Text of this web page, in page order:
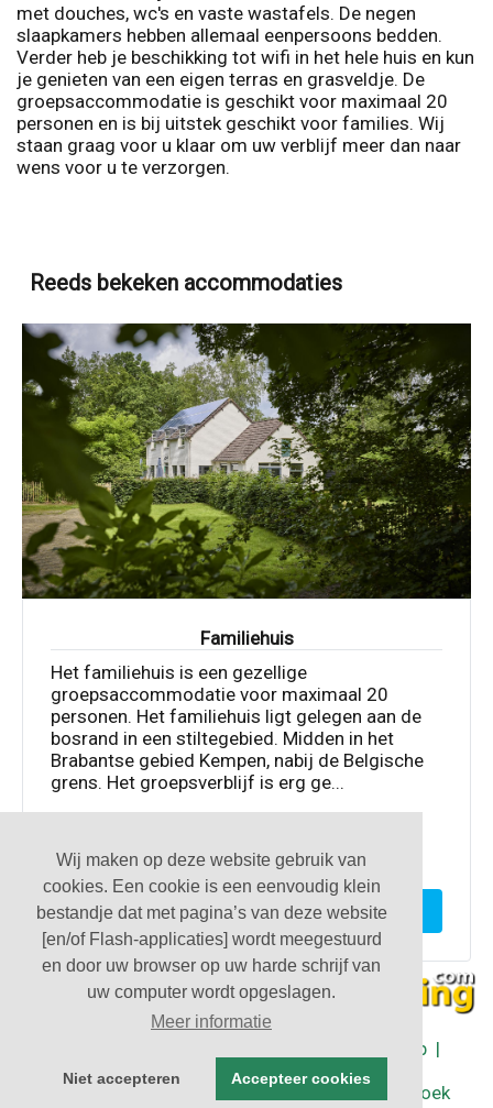
Wij maken op deze website gebruik van
cookies. Een cookie is een eenvoudig klein
bestandje dat met pagina’s van deze website
[en/of Flash-applicaties] wordt meegestuurd
en door uw browser op uw harde schrijf van
uw computer wordt opgeslagen.
Meer informatie
Niet accepteren Accepteer cookies
met douches, wc's en vaste wastafels. De negen
slaapkamers hebben allemaal eenpersoons bedden.
Verder heb je beschikking tot wifi in het hele huis en kun
je genieten van een eigen terras en grasveldje. De
groepsaccommodatie is geschikt voor maximaal 20
personen en is bij uitstek geschikt voor families. Wij
staan graag voor u klaar om uw verblijf meer dan naar
wens voor u te verzorgen.
Reeds bekeken accommodaties
Familiehuis
Het familiehuis is een gezellige
groepsaccommodatie voor maximaal 20
personen. Het familiehuis ligt gelegen aan de
bosrand in een stiltegebied. Midden in het
Brabantse gebied Kempen, nabij de Belgische
grens. Het groepsverblijf is erg ge...
20 9
Toon deze accommodatie
Sitemap |
Contact
| © Groepsaccommodaties in Nederland - Boek